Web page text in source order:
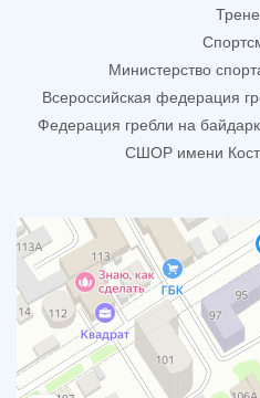
Министерство
Всероссийская федерация
Федерация гребли на
СШОР имени